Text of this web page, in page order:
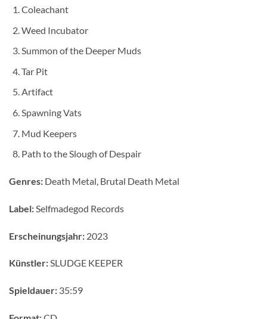
Coleachant
Weed Incubator
Summon of the Deeper Muds
Tar Pit
Artifact
Spawning Vats
Mud Keepers
Path to the Slough of Despair
Genres: Death Metal, Brutal Death Metal
Label: Selfmadegod Records
Erscheinungsjahr: 2023
Künstler:SLUDGE KEEPER
Spieldauer: 35:59